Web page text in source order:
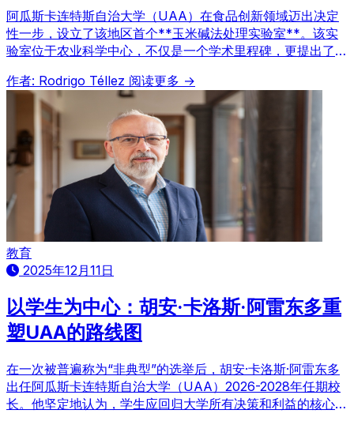
阿瓜斯卡连特斯自治大学（UAA）在食品创新领域迈出决定
性一步，设立了该地区首个**玉米碱法处理实验室**。该实
验室位于农业科学中心，不仅是一个学术里程碑，更提出了一
项耗资230万比索的项目致力于优化水资源和能源利用，并缩
短加工时间，为玉米加工业的可持续发展带来革命性变革。
作者: Rodrigo Téllez 阅读更多 →
教育
2025年12月11日
以学生为中心：胡安·卡洛斯·阿雷东多重
塑UAA的路线图
在一次被普遍称为“非典型”的选举后，胡安·卡洛斯·阿雷东多
出任阿瓜斯卡连特斯自治大学（UAA）2026-2028年任期校
长。他坚定地认为，学生应回归大学所有决策和利益的核心位